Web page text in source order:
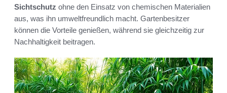
Sichtschutz ohne den Einsatz von chemischen Materialien
aus, was ihn umweltfreundlich macht. Gartenbesitzer
können die Vorteile genießen, während sie gleichzeitig zur
Nachhaltigkeit beitragen.